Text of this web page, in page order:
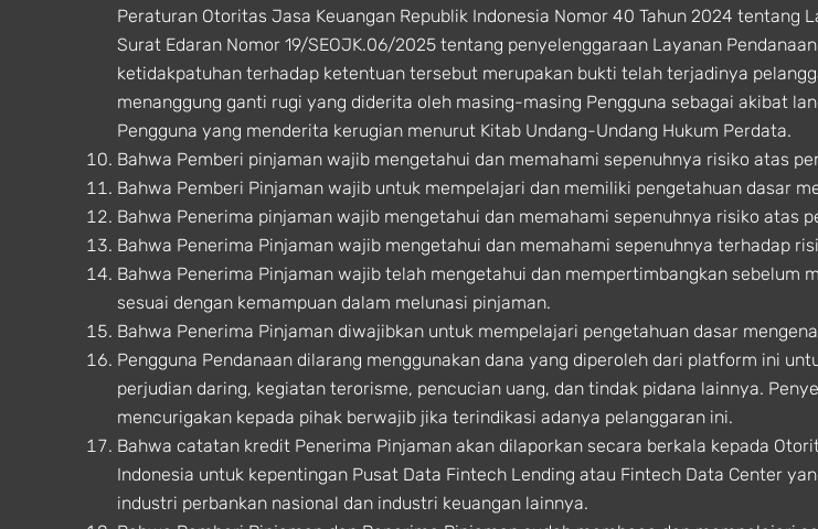
Peraturan Otoritas Jasa Keuangan Republik Indonesia Nomor 40 Tahun 2024 tentang
Surat Edaran Nomor 19/SEOJK.06/2025 tentang penyelenggaraan Layanan
ketidakpatuhan terhadap ketentuan tersebut merupakan bukti telah terjadinya
menanggung ganti rugi yang diderita oleh masing-masing Pengguna sebagai akibat
Pengguna yang menderita kerugian menurut Kitab Undang-Undang Hukum Perdata.
Bahwa Pemberi pinjaman wajib mengetahui dan memahami sepenuhnya risiko atas
Bahwa Pemberi Pinjaman wajib untuk mempelajari dan memiliki pengetahuan dasar
Bahwa Penerima pinjaman wajib mengetahui dan memahami sepenuhnya risiko atas
Bahwa Penerima Pinjaman wajib mengetahui dan memahami sepenuhnya terhadap
Bahwa Penerima Pinjaman wajib telah mengetahui dan mempertimbangkan
sesuai dengan kemampuan dalam melunasi pinjaman.
Bahwa Penerima Pinjaman diwajibkan untuk mempelajari pengetahuan dasar
Pengguna Pendanaan dilarang menggunakan dana yang diperoleh dari platform ini
perjudian daring, kegiatan terorisme, pencucian uang, dan tindak pidana lainnya.
mencurigakan kepada pihak berwajib jika terindikasi adanya pelanggaran ini.
Bahwa catatan kredit Penerima Pinjaman akan dilaporkan secara berkala kepada
Indonesia untuk kepentingan Pusat Data Fintech Lending atau Fintech Data Center
industri perbankan nasional dan industri keuangan lainnya.